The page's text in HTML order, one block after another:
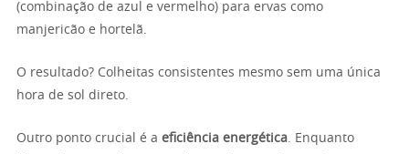
(combinação de azul e vermelho) para ervas como
manjericão e hortelã.
O resultado? Colheitas consistentes mesmo sem uma única
hora de sol direto.
Outro ponto crucial é a eficiência energética. Enquanto